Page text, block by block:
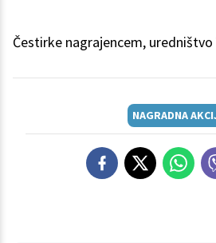
Čestirke nagrajencem, uredništvo
NAGRADNA